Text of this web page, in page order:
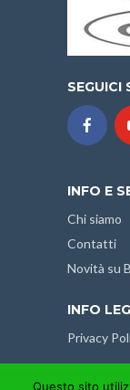
SEGUICI
INFO E
Chi siamo
Contatti
Novità su
INFO
Privacy
Questo sito